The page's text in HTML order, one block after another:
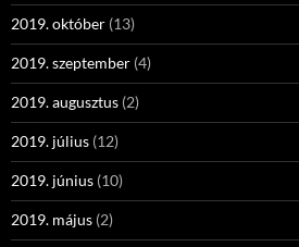
2019. október (13)
2019. szeptember (4)
2019. augusztus (2)
2019. július (12)
2019. június (10)
2019. május (2)